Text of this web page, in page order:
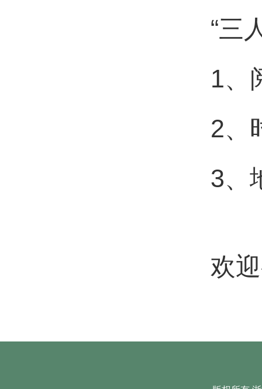
“三
1、
2、
3、
欢